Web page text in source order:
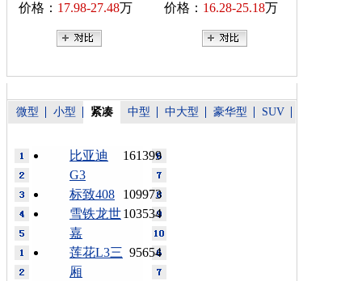
价格： 17.98-27.48万
价格： 16.28-25.18万
微型 小型 紧凑 中型 中大型 豪华型 SUV
161399
比亚迪
G3
109973
标致408
103534
雪铁龙世
嘉
95654
莲花L3三
厢